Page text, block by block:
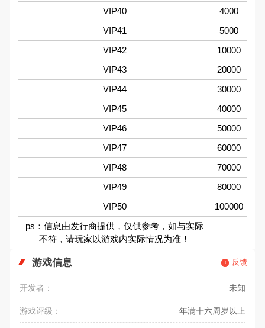
VIP40
4000
VIP41
5000
VIP42
10000
VIP43
20000
VIP44
30000
VIP45
40000
VIP46
50000
VIP47
60000
VIP48
70000
VIP49
80000
VIP50
100000
ps：信息由发行商提供，仅供参考，如与实际
不符，请玩家以游戏内实际情况为准！
游戏信息 反馈
开发者： 未知
游戏评级： 年满十六周岁以上